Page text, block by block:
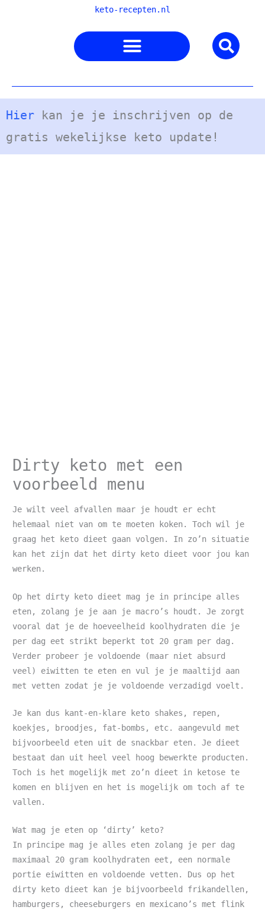
keto-recepten.nl
Hier kan je je inschrijven op de
gratis wekelijkse keto update!
Dirty keto met een
voorbeeld menu
Je wilt veel afvallen maar je houdt er echt
helemaal niet van om te moeten koken. Toch wil je
graag het keto dieet gaan volgen. In zo’n situatie
kan het zijn dat het dirty keto dieet voor jou kan
werken.
Op het dirty keto dieet mag je in principe alles
eten, zolang je je aan je macro’s houdt. Je zorgt
vooral dat je de hoeveelheid koolhydraten die je
per dag eet strikt beperkt tot 20 gram per dag.
Verder probeer je voldoende (maar niet absurd
veel) eiwitten te eten en vul je je maaltijd aan
met vetten zodat je je voldoende verzadigd voelt.
Je kan dus kant-en-klare keto shakes, repen,
koekjes, broodjes, fat-bombs, etc. aangevuld met
bijvoorbeeld eten uit de snackbar eten. Je dieet
bestaat dan uit heel veel hoog bewerkte producten.
Toch is het mogelijk met zo’n dieet in ketose te
komen en blijven en het is mogelijk om toch af te
vallen.
Wat mag je eten op ‘dirty’ keto?
In principe mag je alles eten zolang je per dag
maximaal 20 gram koolhydraten eet, een normale
portie eiwitten en voldoende vetten. Dus op het
dirty keto dieet kan je bijvoorbeeld frikandellen,
hamburgers, cheeseburgers en mexicano’s met flink